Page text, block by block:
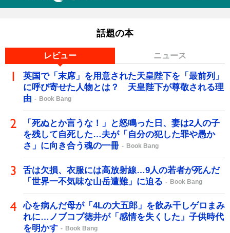
話題の本
レビュー ニュース
英国で「末席」を用意された天皇陛下を「最前列」
に呼び寄せた人物とは？ 天皇陛下が尊敬される理
由
Book Bang
「死ぬとか言うな！」と怒鳴った日、妻は2人の子
を残して自死した…夫が「自分の犯した罪や愚か
さ」に向き合う魂の一冊
Book Bang
舌は欠損、衣服には高放射線…9人の若者が死んだ
「世界一不気味な山岳遭難」に迫る
Book Bang
心を病んだ母が「4Lの大五郎」を飲み干しゲロまみ
れに…ノブコブ徳井が「感情を失くした」子供時代
を明かす
Book Bang